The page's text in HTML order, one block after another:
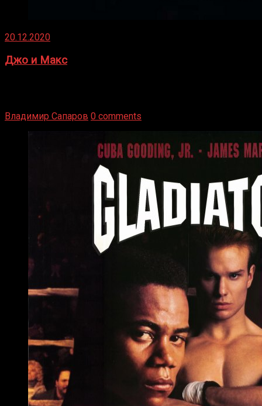
20.12.2020
Джо и Макс
Владимир Сапаров 0 comments